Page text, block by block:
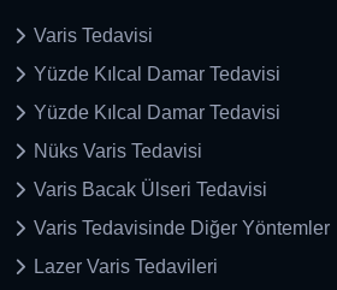
Varis Tedavisi
Yüzde Kılcal Damar Tedavisi
Yüzde Kılcal Damar Tedavisi
Nüks Varis Tedavisi
Varis Bacak Ülseri Tedavisi
Varis Tedavisinde Diğer Yöntemler
Lazer Varis Tedavileri